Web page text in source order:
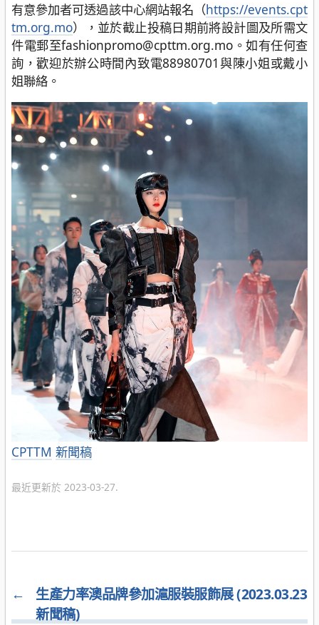
有意參加者可透過該中心網站報名（https://events.cpt
tm.org.mo），並於截止投稿日期前將設計圖及所需文
件電郵至fashionpromo@cpttm.org.mo。如有任何查
詢，歡迎於辦公時間內致電88980701與陳小姐或戴小
姐聯絡。
分
CPTTM 新聞稿
最近更新於 2023-03-27.
←
生產力率澳品牌參加滬服裝服飾展 (2023.03.23
新聞稿)